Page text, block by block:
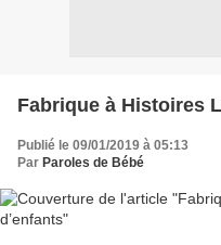
Fabrique à Histoires
Publié le 09/01/2019 à 05:13
Par Paroles de Bébé